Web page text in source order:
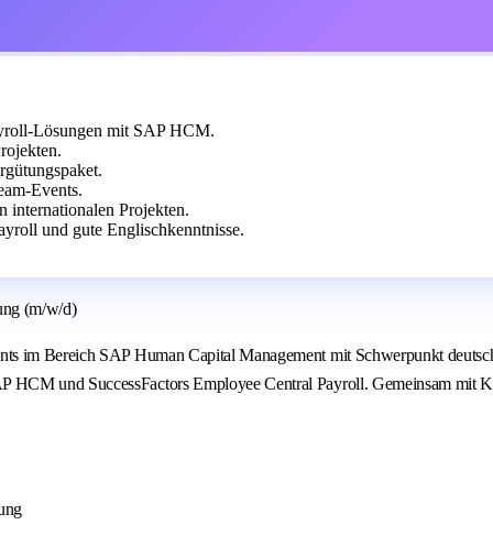
Lösungen mit SAP HCM.
Events.
internationalen Projekten.
und gute Englischkenntnisse.
(m/w/d)
im Bereich SAP Human Capital Management mit Schwerpunkt
HCM und SuccessFactors Employee Central Payroll. Gemeinsam